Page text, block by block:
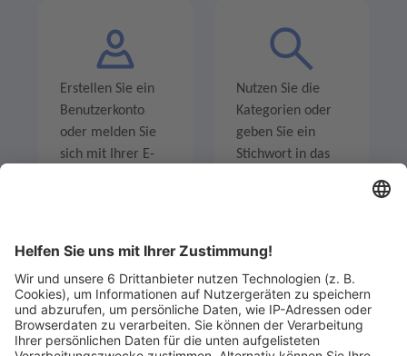
Erstellen Sie ein
Benutzerkonto
oder melden Sie
sich mit Ihrer E-
Nutzen Sie die
Kategorien oder
geben Sie ein
Stichwort in das